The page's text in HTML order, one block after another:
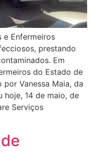
e Enfermeiros
prestando
Em
do Estado de
por Vanessa Maia, da
hoje, 14 de maio, de
Serviços